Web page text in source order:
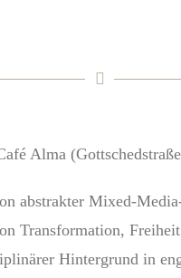
Alma
abstrakter Mixed-
Transformation,
Hintergrund in